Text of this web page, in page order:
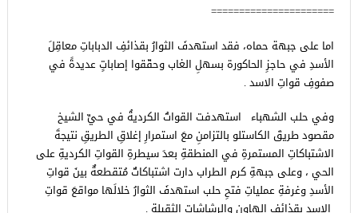
======================
اما على جبهة حماه، فقد استهدفَ الثوارُ بقذائفِ الدباباتِ معاقِلَ
الأسدِ في حاجزِ الحاكورة بسهلِ الغاب وحقّقوا إصاباتٍ عديدةً في
صفوفِ قواتِ الاسد .
وفي حلب الشهباء استهدفت القواتُ الكرديةُ في حيِّ الشيخ
مقصود طريقَ الكاستلو بالتزامنِ معَ استمرارِ إغلاقِ الطريقِ نتيجةَ
الاشتباكاتِ المستمرةِ في المنطقةِ بعدَ سيطرةِ القواتِ الكرديةِ على
الحي ، وعلى جبهةِ كرم الطراب دارت اشتباكاتٌ مُتقطعةٌ بينَ قواتِ
الأسدِ وغرفةِ عملياتِ فتحِ حلب استهدفَ الثوارُ خلالَها مواقعَ قواتِ
الاسدِ بقذائفِ الهاونِ والرشاشاتِ الثقيلة .